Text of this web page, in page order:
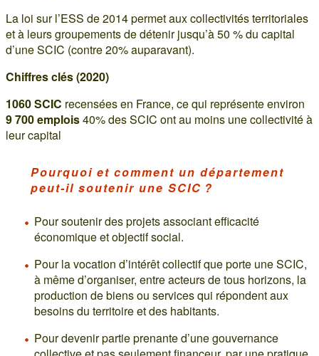
La loi sur l’ESS de 2014 permet aux collectivités territoriales
et à leurs groupements de détenir jusqu’à 50 % du capital
d’une SCIC (contre 20% auparavant).
Chiffres clés (2020)
1060 SCIC recensées en France, ce qui représente environ
9 700 emplois40% des SCIC ont au moins une collectivité à
leur capital
Pourquoi et comment un département
peut-il soutenir une SCIC ?
Pour soutenir des projets associant efficacité
économique et objectif social.
Pour la vocation d’intérêt collectif que porte une SCIC,
à même d’organiser, entre acteurs de tous horizons, la
production de biens ou services qui répondent aux
besoins du territoire et des habitants.
Pour devenir partie prenante d’une gouvernance